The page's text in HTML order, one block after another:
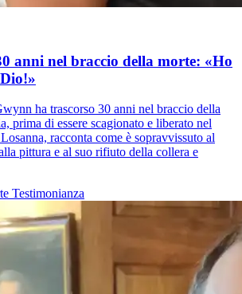
anni nel braccio della morte: «Ho
ha trascorso 30 anni nel braccio della
prima di essere scagionato e liberato nel
racconta come è sopravvissuto al
pittura e al suo rifiuto della collera e
Testimonianza